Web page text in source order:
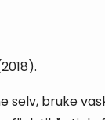
selv, bruke